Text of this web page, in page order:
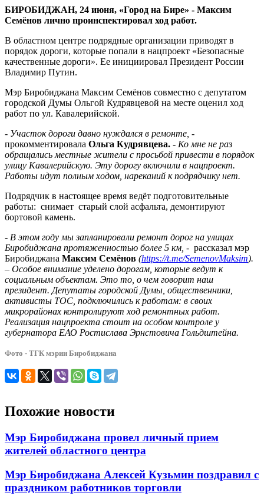
у
местных
БИРОБИДЖАН, 24 июня, «Город на Бире» - Максим
Семёнов лично проинспектировал ход работ.
В областном центре подрядные организации приводят в
порядок дороги, которые попали в нацпроект «Безопасные
качественные дороги». Ее инициировал Президент России
Владимир Путин.
Мэр Биробиджана Максим Семёнов совместно с депутатом
городской Думы Ольгой Кудрявцевой на месте оценил ход
работ по ул. Кавалерийской.
- Участок дороги давно нуждался в ремонте, -
прокомментировала Ольга Кудрявцева. - Ко мне не раз
обращались местные жители с просьбой привести в порядок
улицу Кавалерийскую. Эту дорогу включили в нацпроект.
Работы идут полным ходом, нареканий к подрядчику нет.
Подрядчик в настоящее время ведёт подготовительные
работы: снимает старый слой асфальта, демонтируют
бортовой камень.
- В этом году мы запланировали ремонт дорог на улицах
Биробиджана протяженностью более 5 км, - рассказал мэр
Биробиджана Максим Семёнов (https://t.me/SemenovMaksim).
– Особое внимание уделено дорогам, которые ведут к
социальным объектам. Это то, о чем говорит наш
президент. Депутаты городской Думы, общественники,
активисты ТОС, подключились к работам: в своих
микрорайонах контролируют ход ремонтных работ.
Реализация нацпроекта стоит на особом контроле у
губернатора ЕАО Ростислава Эрнстовича Гольдштейна.
Фото - ТГК мэрии Биробиджана
Похожие новости
Мэр Биробиджана провел личный прием
жителей областного центра
Мэр Биробиджана Алексей Кузьмин поздравил с
праздником работников торговли